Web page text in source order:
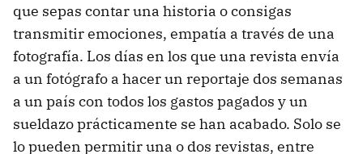
que sepas contar una historia o consigas
transmitir emociones, empatía a través de una
fotografía. Los días en los que una revista envía
a un fotógrafo a hacer un reportaje dos semanas
a un país con todos los gastos pagados y un
sueldazo prácticamente se han acabado. Solo se
lo pueden permitir una o dos revistas, entre